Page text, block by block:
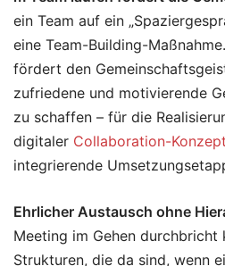
ein Team auf ein
eine Team-Building-
fördert den
zufriedene und motivierende
zu schaffen – für die
digitaler Collaboration-
integrierende
Ehrlicher Austausch ohne
Meeting im Gehen durchbricht
Strukturen, die da sind, wenn